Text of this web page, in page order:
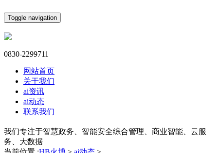
Toggle navigation
0830-2299711
网站首页
关于我们
ai资讯
ai动态
联系我们
我们专注于智慧政务、智能安全综合管理、商业智能、云服
务、大数据